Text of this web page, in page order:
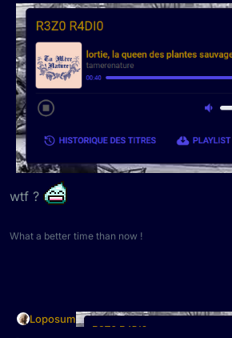
wtf ?
What a better time than now !
Loposum